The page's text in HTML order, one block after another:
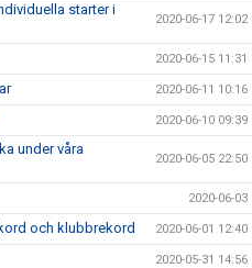
starter i
2020-06-17 12:02
2020-06-15 11:31
2020-06-11 10:16
2020-06-10 09:39
under våra
2020-06-05 22:50
2020-06-03
och klubbrekord 2020-06-01 12:40
2020-05-31 14:56